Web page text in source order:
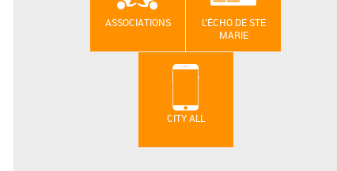
ASSOCIATIONS
L'ÉCHO DE STE
MARIE
CITY ALL